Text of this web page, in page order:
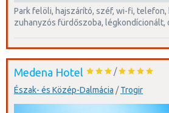
park felöli, hajszárító, széf, wi-fi, telefon, kisméretű hűtő, tv,
zuhanyzós fürdőszoba, légkondícionált,
Medena Hotel
/
Észak- és Közép-Dalmácia /Trogir